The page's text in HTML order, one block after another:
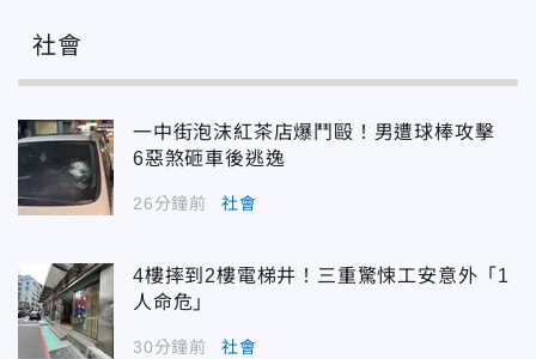
社會
一中街泡沫紅茶店爆鬥毆！男遭球棒攻擊
6惡煞砸車後逃逸
26分鐘前 社會
4樓摔到2樓電梯井！三重驚悚工安意外「1
人命危」
30分鐘前 社會